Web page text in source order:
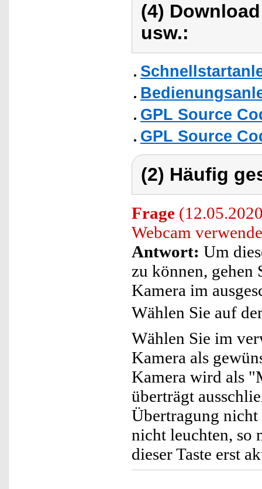
(4)
usw.:
GPL Source
GPL Source
(2) Häufig
Frage
Webcam
Antwort: Um
zu können,
Kamera im
Wählen Sie auf
Wählen Sie im
Kamera als
Kamera wird als
überträgt
Übertragung nicht
nicht leuchten, so
dieser Taste erst